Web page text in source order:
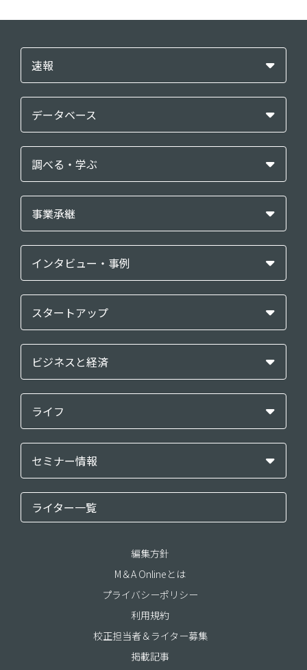
速報
データベース
調べる・学ぶ
事業承継
インタビュー・事例
スタートアップ
ビジネスと経済
ライフ
セミナー情報
ライター一覧
編集方針
M＆A Onlineとは
プライバシーポリシー
利用規約
校正担当者＆ライター募集
掲載記事